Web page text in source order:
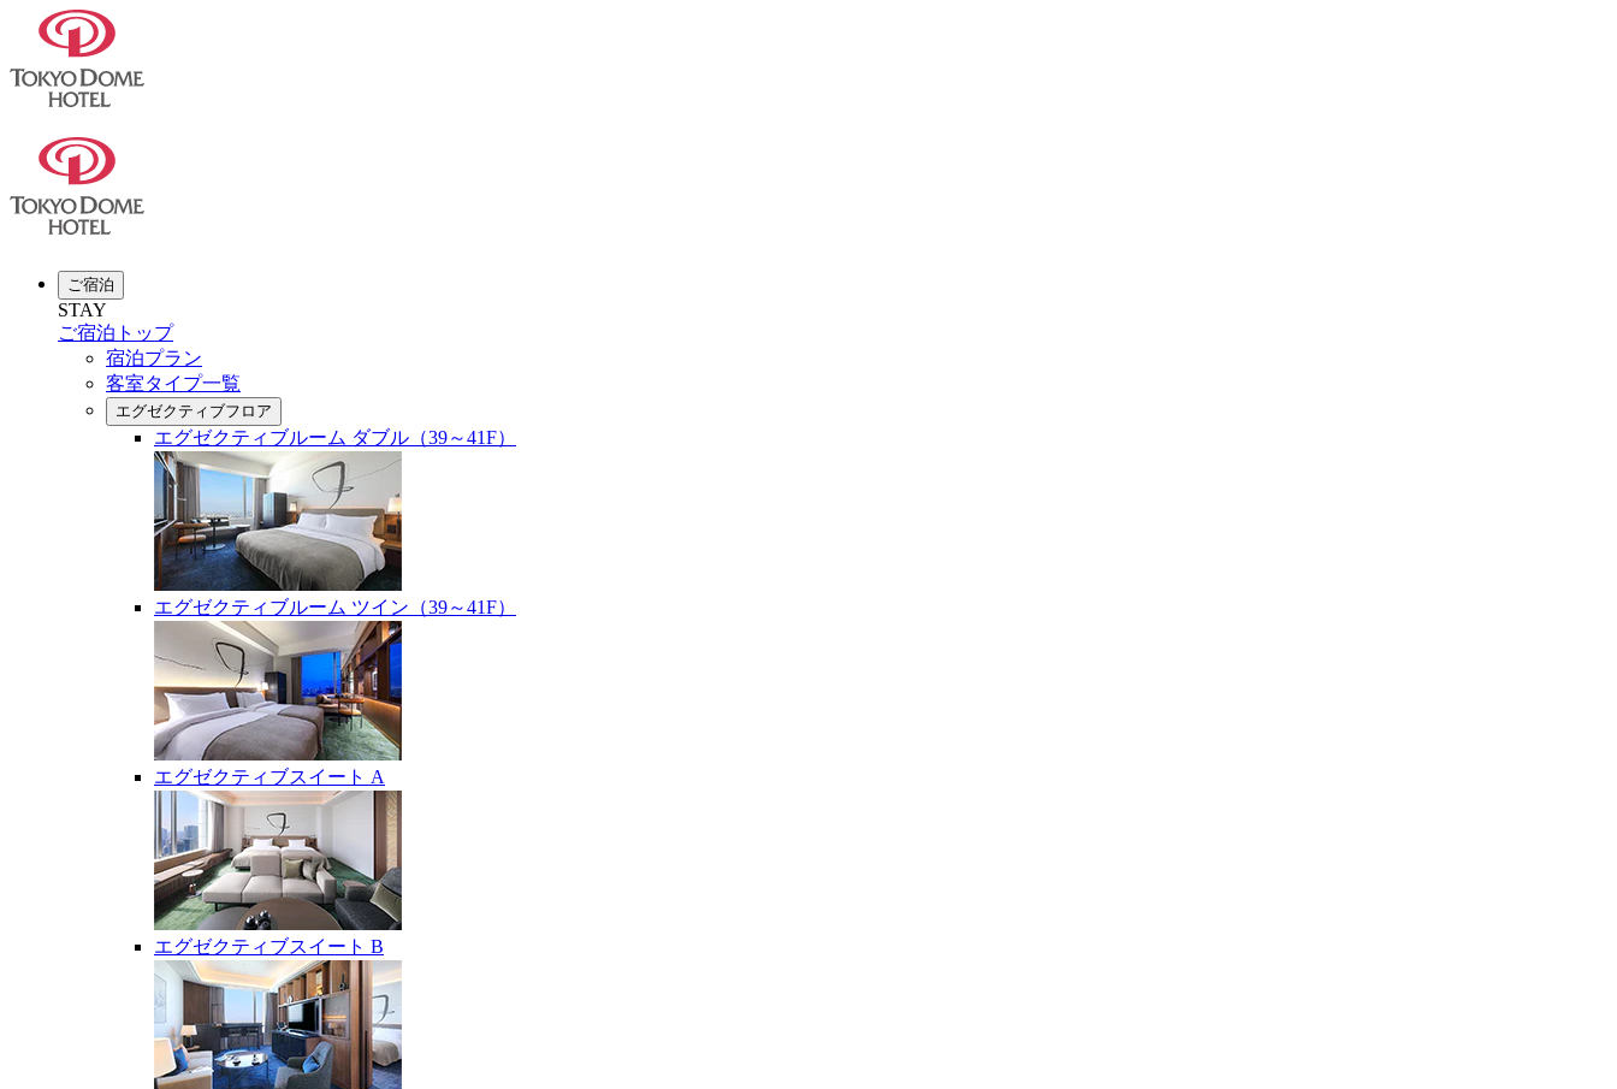
ご宿泊
STAY
ご宿泊トップ
宿泊プラン
客室タイプ一覧
エグゼクティブフロア
エグゼクティブルーム ダブル（39～41F）
エグゼクティブルーム ツイン（39～41F）
エグゼクティブスイート A
エグゼクティブスイート B